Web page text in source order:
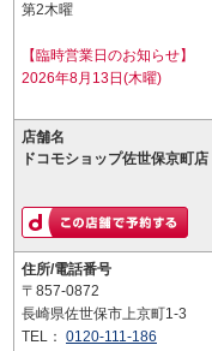
第2木曜
【臨時営業日のお知らせ】
2026年8月13日(木曜)
店舗名
ドコモショップ佐世保京町店
住所/電話番号
〒857-0872
長崎県佐世保市上京町1-3
TEL： 0120-111-186